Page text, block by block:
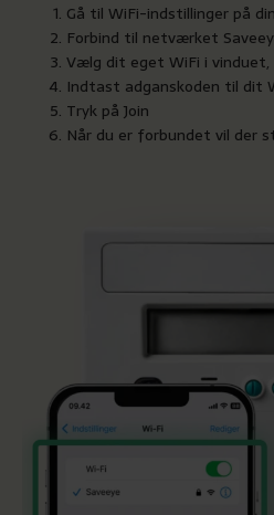
Gå til WiFi-indstillinger på
Forbind til netværket
Vælg dit eget WiFi i vinduet,
Indtast adganskoden til dit
Tryk på Join
Når du er forbundet vil der